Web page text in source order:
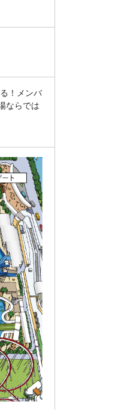
！メンバ
ならでは